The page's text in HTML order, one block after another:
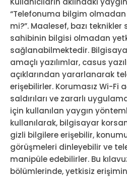
“Telefonuma bilgim
mi?”. Maalesef, bazı
sahibinin bilgisi olmadan
sağlanabilmektedir.
amaçlı yazılımlar, casus
açıklarından yararlanarak
erişebilirler. Korumasız Wi-Fi
saldırıları ve zararlı
için kullanılan yaygın
kullanılarak, bilgisayar
gizli bilgilere erişebilir,
görüşmeleri dinleyebilir ve
manipüle edebilirler. Bu
bölümlerinde, yetkisiz